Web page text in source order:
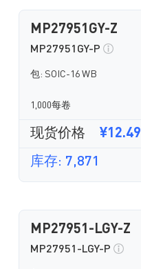
MP27951GY-Z
MP27951GY-P
包: SOIC-16 WB
1,000每卷
现货价格 ¥12.49
库存: 7,871
MP27951-LGY-Z
MP27951-LGY-P